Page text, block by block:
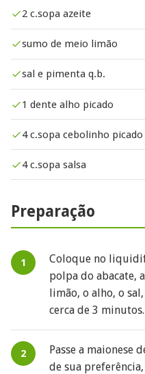
2 c.sopa azeite
sumo de meio limão
sal e pimenta q.b.
1 dente alho picado
4 c.sopa cebolinho picado
4 c.sopa salsa
Preparação
Coloque no
polpa do abacate,
limão, o alho, o
cerca de 3 minutos.
Passe a maionese
de sua